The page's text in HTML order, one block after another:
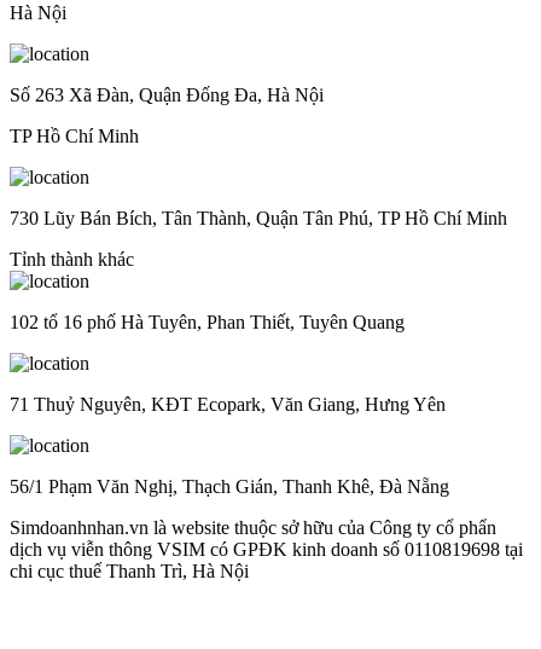
Hà Nội
Số 263 Xã Đàn, Quận Đống Đa, Hà Nội
TP Hồ Chí Minh
730 Lũy Bán Bích, Tân Thành, Quận Tân Phú, TP Hồ Chí Minh
Tỉnh thành khác
102 tổ 16 phố Hà Tuyên, Phan Thiết, Tuyên Quang
71 Thuỷ Nguyên, KĐT Ecopark, Văn Giang, Hưng Yên
56/1 Phạm Văn Nghị, Thạch Gián, Thanh Khê, Đà Nẵng
Simdoanhnhan.vn là website thuộc sở hữu của Công ty cổ phẩn
dịch vụ viễn thông VSIM có GPĐK kinh doanh số 0110819698 tại
chi cục thuế Thanh Trì, Hà Nội